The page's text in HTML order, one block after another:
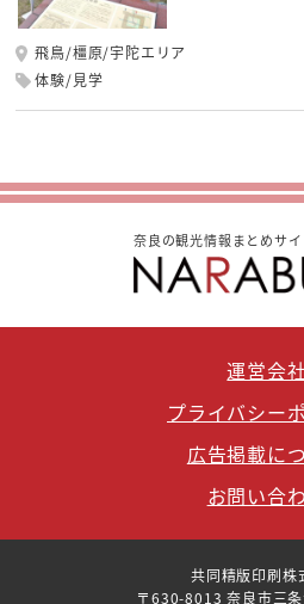
飛鳥/橿原/宇陀エリア
体験/見学
奈良の観光情報まとめサ
運営会
プライバシー
広告掲載に
お問い合
共同精版印刷株
〒630-8013 奈良市三